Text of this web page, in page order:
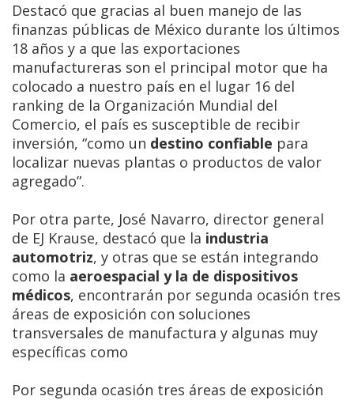
Destacó que gracias al buen manejo de las
finanzas públicas de México durante los últimos
18 años y a que las exportaciones
manufactureras son el principal motor que ha
colocado a nuestro país en el lugar 16 del
ranking de la Organización Mundial del
Comercio, el país es susceptible de recibir
inversión, “como un destino confiable para
localizar nuevas plantas o productos de valor
agregado”.
Por otra parte, José Navarro, director general
de EJ Krause, destacó que la industria
automotriz, y otras que se están integrando
como la aeroespacial y la de dispositivos
médicos, encontrarán por segunda ocasión tres
áreas de exposición con soluciones
transversales de manufactura y algunas muy
específicas como
Por segunda ocasión tres áreas de exposición